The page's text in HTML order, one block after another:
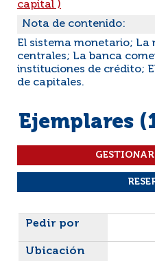
capital )
Nota de contenido:
El sistema monetario; La
centrales; La banca
instituciones de crédito;
de capitales.
Ejemplares
Liste des exemplaires